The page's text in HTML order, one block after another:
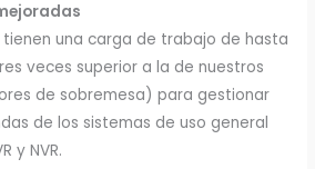
tienen una carga de trabajo de hasta
veces superior a la de nuestros
de sobremesa) para gestionar
de los sistemas de uso general
y NVR.